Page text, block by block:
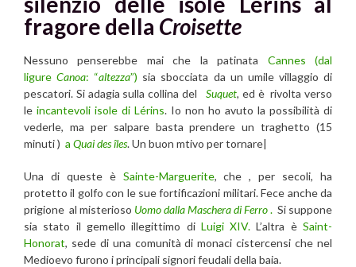
fragore della Croisette
Nessuno penserebbe mai che la patinata Cannes
(dal
ligureCanoa: “altezza”) sia sbocciata da un umile villaggio di
pescatori. Si adagia sulla collina del
Suquet, ed è rivolta verso
le incantevoli isole di Lérins. Io non ho avuto la possibilità di
vederle, ma per salpare basta prendere un traghetto (15
minuti ) a Quai des îles. Un buon mtivo per tornare|
Una di queste è Sainte-Marguerite, che , per secoli, ha
protetto il golfo con le sue fortificazioni militari. Fece anche da
prigione al misterioso Uomo dalla Maschera di Ferro. Si suppone
sia stato il gemello illegittimo di Luigi XIV. L’altra èSaint-
Honorat, sede di una comunità di monaci cistercensi che nel
Medioevo furono i principali signori feudali della baia.